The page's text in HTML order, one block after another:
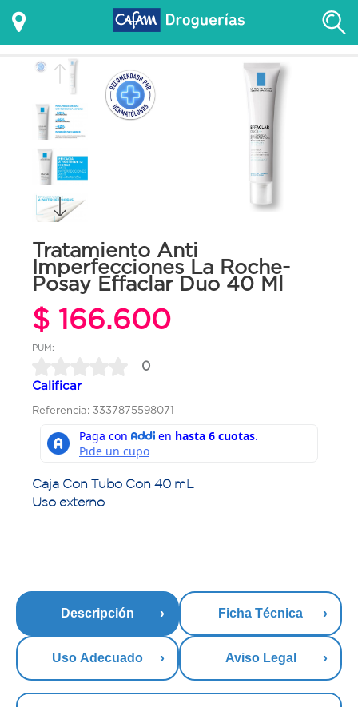
Tratamiento Anti
Imperfecciones La Roche-
Posay Effaclar Duo 40 Ml
$ 166.600
PUM:
0
Calificar
Referencia: 3337875598071
Caja Con Tubo Con 40 mL
Uso externo
Descripción Ficha Técnica
Uso Adecuado Aviso Legal